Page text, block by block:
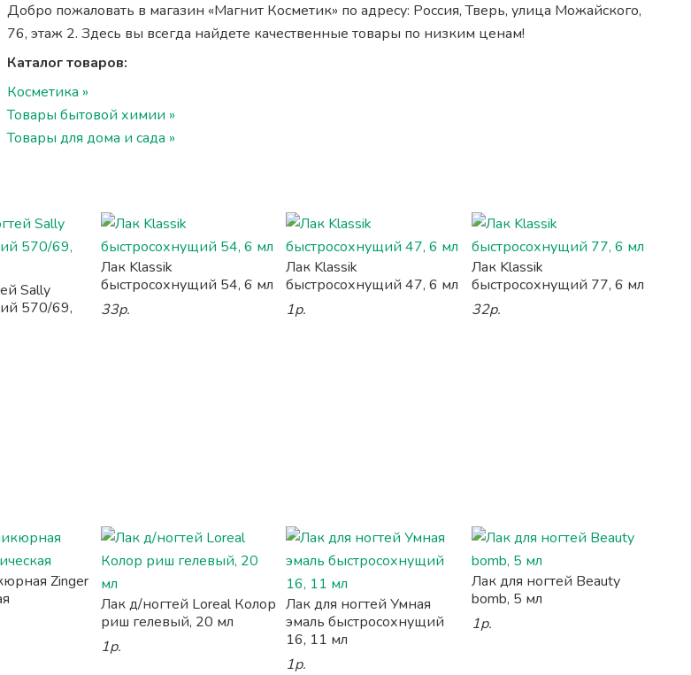
Добро пожаловать в магазин «Магнит Косметик» по адресу: Россия, Тверь, улица Можайского,
76, этаж 2. Здесь вы всегда найдете качественные товары по низким ценам!
Каталог товаров:
Косметика »
Товары бытовой химии »
Товары для дома и сада »
Sally
570/69,
Лак Klassik
быстросохнущий 54, 6 мл
33р.
Лак Klassik
быстросохнущий 47, 6 мл
1р.
Лак Klassik
быстросохнущий 77, 6 мл
32р.
Zinger
Лак д/ногтей Loreal Колор
риш гелевый, 20 мл
1р.
Лак для ногтей Умная
эмаль быстросохнущий
16, 11 мл
1р.
Лак для ногтей Beauty
bomb, 5 мл
1р.